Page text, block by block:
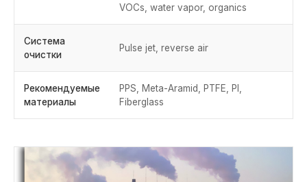
VOCs, water vapor, organics
Система
очистки
Pulse jet, reverse air
Рекомендуемые
материалы
PPS, Meta-Aramid, PTFE, PI,
Fiberglass